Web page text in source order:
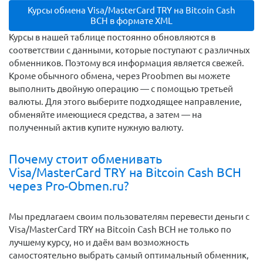
Курсы обмена Visa/MasterCard TRY на Bitcoin Cash
BCH в формате XML
Курсы в нашей таблице постоянно обновляются в
соответствии с данными, которые поступают с различных
обменников. Поэтому вся информация является свежей.
Кроме обычного обмена, через Proobmen вы можете
выполнить двойную операцию — с помощью третьей
валюты. Для этого выберите подходящее направление,
обменяйте имеющиеся средства, а затем — на
полученный актив купите нужную валюту.
Почему стоит обменивать
Visa/MasterCard TRY на Bitcoin Cash BCH
через Pro-Obmen.ru?
Мы предлагаем своим пользователям перевести деньги c
Visa/MasterCard TRY на Bitcoin Cash BCH не только по
лучшему курсу, но и даём вам возможность
самостоятельно выбрать самый оптимальный обменник,